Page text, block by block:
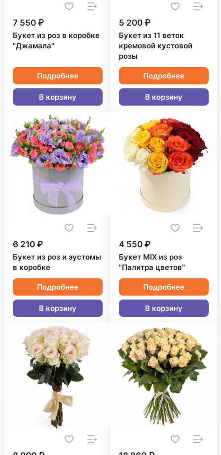
7 550 ₽
Букет из роз в коробке
"Джамала"
Подробнее
В корзину
5 200 ₽
Букет из 11 веток
кремовой кустовой
розы
Подробнее
В корзину
6 210 ₽
Букет из роз и эустомы
в коробке
Подробнее
В корзину
4 550 ₽
Букет MIX из роз
"Палитра цветов"
Подробнее
В корзину